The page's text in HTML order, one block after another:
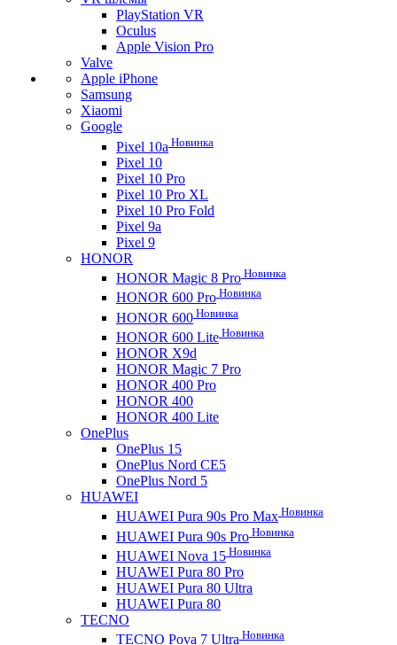
PlayStation VR
Oculus
Apple Vision Pro
Valve
Apple iPhone
Samsung
Xiaomi
Google
Pixel 10a Новинка
Pixel 10
Pixel 10 Pro
Pixel 10 Pro XL
Pixel 10 Pro Fold
Pixel 9a
Pixel 9
HONOR
HONOR Magic 8 Pro Новинка
HONOR 600 Pro Новинка
HONOR 600 Новинка
HONOR 600 Lite Новинка
HONOR X9d
HONOR Magic 7 Pro
HONOR 400 Pro
HONOR 400
HONOR 400 Lite
OnePlus
OnePlus 15
OnePlus Nord CE5
OnePlus Nord 5
HUAWEI
HUAWEI Pura 90s Pro Max Новинка
HUAWEI Pura 90s Pro Новинка
HUAWEI Nova 15 Новинка
HUAWEI Pura 80 Pro
HUAWEI Pura 80 Ultra
HUAWEI Pura 80
TECNO
TECNO Pova 7 Ultra Новинка